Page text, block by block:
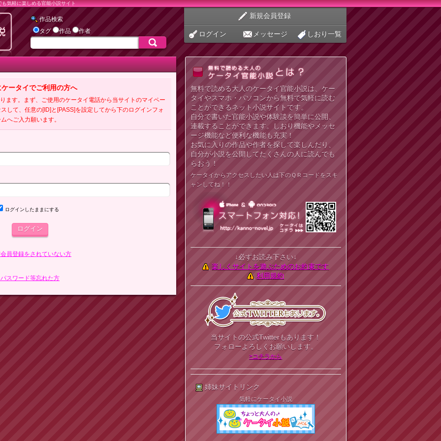
気軽に楽しめる官能小説サイト
作品検索
タグ
作品 作者
新規会員登録
ログイン メッセージ しおり一覧
ータイでご利用の方へ
ます。まず、ご使用のケータイ電話から当サイトのマイペー
して、任意の[ID]と[PASS]を設定してから下のログインフォ
へご入力願います。
ログインしたままにする
員登録をされていない方
スワード等忘れた方
無料で読める大人のケータイ官能小説は、ケー
タイやスマホ・パソコンから無料で気軽に読む
ことができるネット小説サイトです。
自分で書いた官能小説や体験談を簡単に公開、
連載することができます。しおり機能やメッセ
ージ機能など便利な機能も充実！
お気に入りの作品や作者を探して楽しんだり、
自分が小説を公開してたくさんの人に読んでも
らおう！
ケータイからアクセスしたい人は下のＱＲコードをスキ
ャンしてね！！
↓必ずお読み下さい↓
楽しくサイトを遊ぶためのお約束です
利用規約
当サイトの公式Twitterもあります！
フォローよろしくお願いします。
>コチラから
姉妹サイトリンク
気軽にケータイ小説